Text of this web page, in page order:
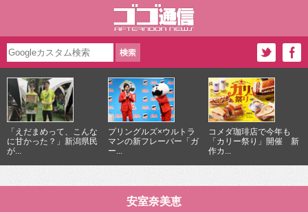
「えだまめって、こんな
に甘かった？」新潟県民
が...
プリングルズ×ウルトラ
マンの新フレーバー「ガ
ー...
コメダ珈琲店で今年も
「カリー祭り」開催 新
作カ...
安室奈美恵